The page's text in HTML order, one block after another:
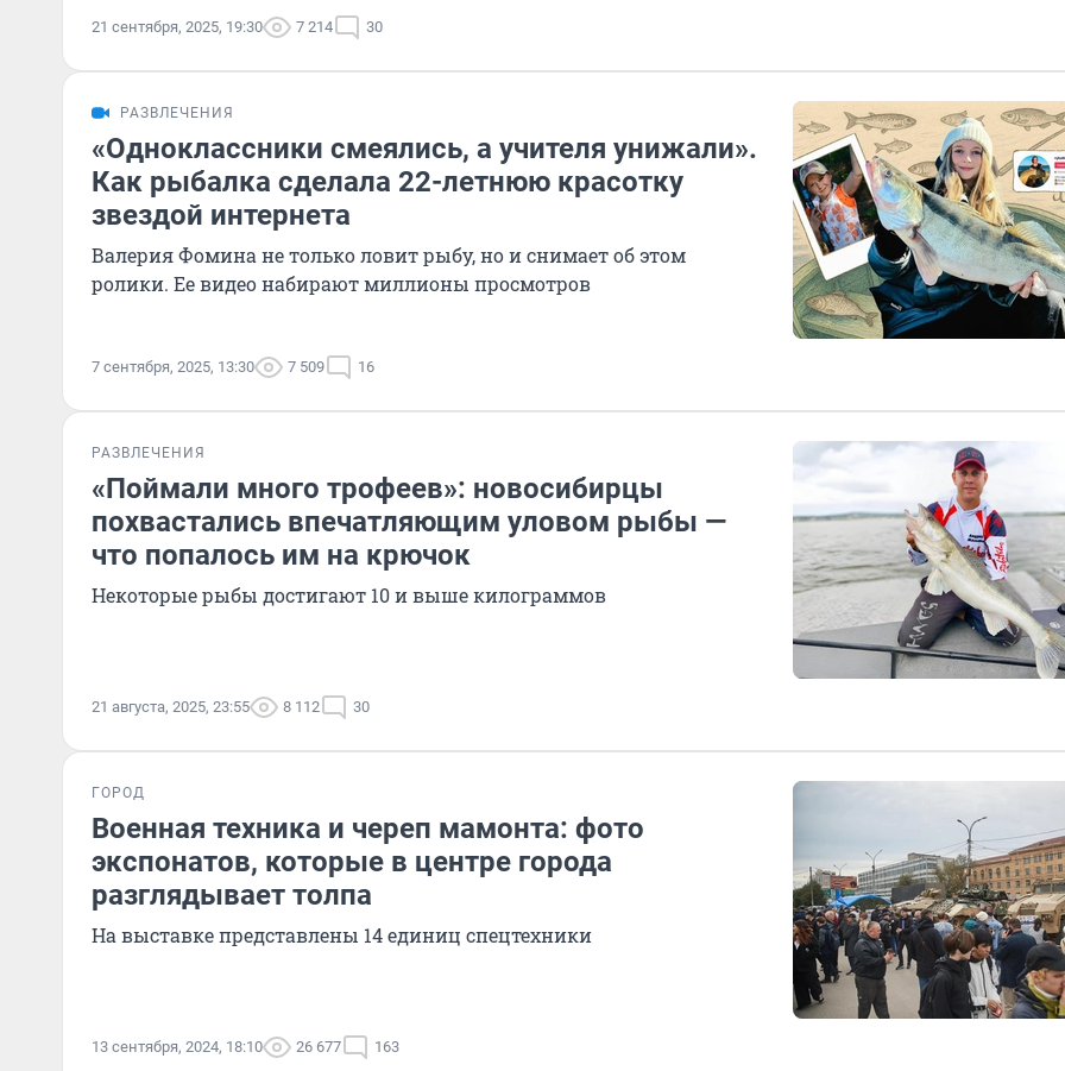
21 сентября, 2025, 19:30 7 214 30
РАЗВЛЕЧЕНИЯ
«Одноклассники смеялись, а учителя унижали».
Как рыбалка сделала 22-летнюю красотку
звездой интернета
Валерия Фомина не только ловит рыбу, но и снимает об этом
ролики. Ее видео набирают миллионы просмотров
7 сентября, 2025, 13:30 7 509 16
РАЗВЛЕЧЕНИЯ
«Поймали много трофеев»: новосибирцы
похвастались впечатляющим уловом рыбы —
что попалось им на крючок
Некоторые рыбы достигают 10 и выше килограммов
21 августа, 2025, 23:55 8 112 30
ГОРОД
Военная техника и череп мамонта: фото
экспонатов, которые в центре города
разглядывает толпа
На выставке представлены 14 единиц спецтехники
13 сентября, 2024, 18:10 26 677 163